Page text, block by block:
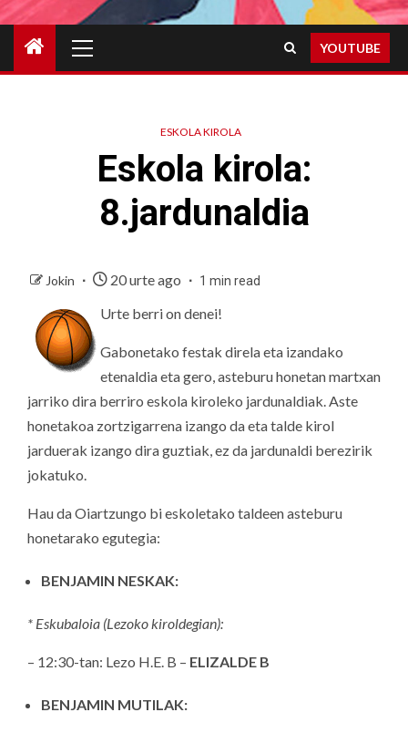
Menu
YOUTUBE
ESKOLA KIROLA
Eskola kirola:
8.jardunaldia
Jokin 20 urte ago 1 min read
Urte berri on denei!
Gabonetako festak direla eta izandako
etenaldia eta gero, asteburu honetan martxan
jarriko dira berriro eskola kiroleko jardunaldiak. Aste
honetakoa zortzigarrena izango da eta talde kirol
jarduerak izango dira guztiak, ez da jardunaldi berezirik
jokatuko.
Hau da Oiartzungo bi eskoletako taldeen asteburu
honetarako egutegia:
BENJAMIN NESKAK:
* Eskubaloia (Lezoko kiroldegian):
– 12:30-tan: Lezo H.E. B – ELIZALDE B
BENJAMIN MUTILAK: